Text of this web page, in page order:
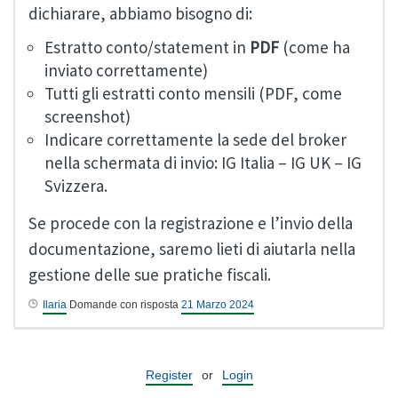
dichiarare, abbiamo bisogno di:
Estratto conto/statement in PDF (come ha
inviato correttamente)
Tutti gli estratti conto mensili (PDF, come
screenshot)
Indicare correttamente la sede del broker
nella schermata di invio: IG Italia – IG UK – IG
Svizzera.
Se procede con la registrazione e l’invio della
documentazione, saremo lieti di aiutarla nella
gestione delle sue pratiche fiscali.
Ilaria Domande con risposta 21 Marzo 2024
Register or Login